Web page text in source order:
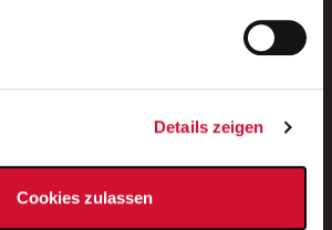
Details zeigen
Cookies zulassen
E-Mail-Adresse eintragen